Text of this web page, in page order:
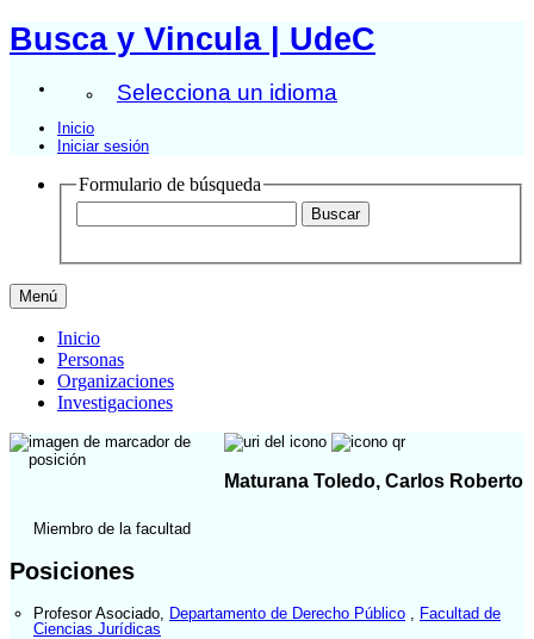
Busca y Vincula | UdeC
Selecciona un idioma
Inicio
Iniciar sesión
Formulario de búsqueda
Menú
Inicio
Personas
Organizaciones
Investigaciones
Maturana Toledo, Carlos Roberto
Miembro de la facultad
Posiciones
Profesor Asociado Departamento de Derecho Público
Facultad de
Ciencias Jurídicas